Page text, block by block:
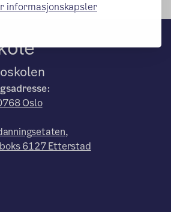
informasjonskapsler
Oslo
6127 Etterstad